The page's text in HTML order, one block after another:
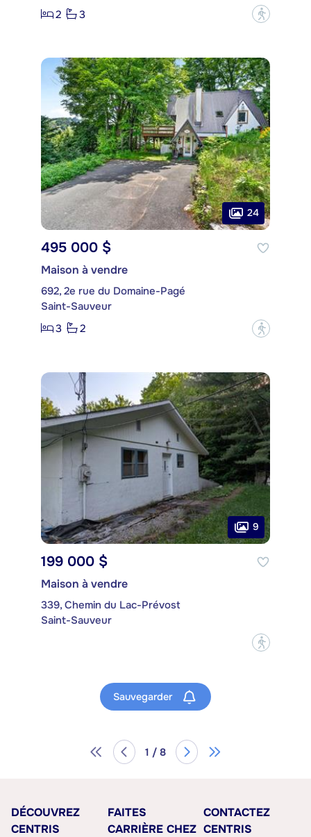
2
3 ?
24
495 000 $
Maison à vendre
692, 2e rue du Domaine-Pagé
Saint-Sauveur
3
2 ?
9
199 000 $
Maison à vendre
339, Chemin du Lac-Prévost
Saint-Sauveur
?
Sauvegarder
1 / 8
DÉCOUVREZ
CENTRIS
FAITES
CARRIÈRE CHEZ
CONTACTEZ
CENTRIS